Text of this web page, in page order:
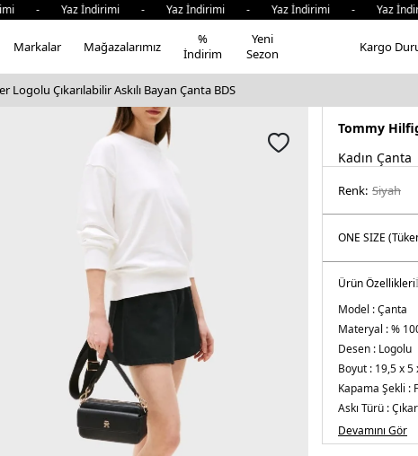
- Yaz İndirimi - Yaz İndirimi - Yaz İndirimi - Yaz
Markalar Mağazalarımız
%
İndirim
Yeni
Sezon
Kargo
Logolu Çıkarılabilir Askılı Bayan Çanta BDS
Tommy
Kadın Çanta
Renk: si̇yah
Ürün Özellikleri
Model :Çanta
Materyal :%
Desen : Logolu
Boyut : 19,5 x 5
Kapama Şekli :
Askı Türü :
Menşei :
Detaylar :-
Devamını Gör